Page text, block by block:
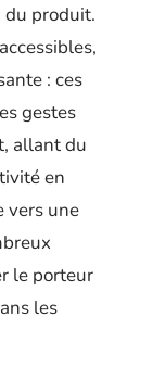
du produit.
: ces
gestes
allant du
en
vers une
le porteur
les